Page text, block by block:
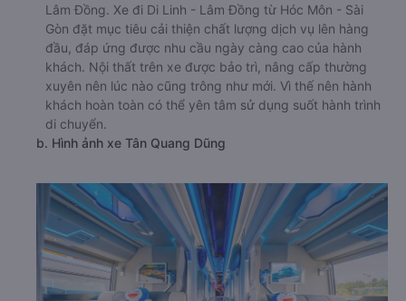
Lâm Đồng. Xe đi Di Linh - Lâm Đồng từ Hóc Môn - Sài
Gòn đặt mục tiêu cải thiện chất lượng dịch vụ lên hàng
đầu, đáp ứng được nhu cầu ngày càng cao của hành
khách. Nội thất trên xe được bảo trì, nâng cấp thường
xuyên nên lúc nào cũng trông như mới. Vì thế nên hành
khách hoàn toàn có thể yên tâm sử dụng suốt hành trình
di chuyển.
b. Hình ảnh xe Tân Quang Dũng